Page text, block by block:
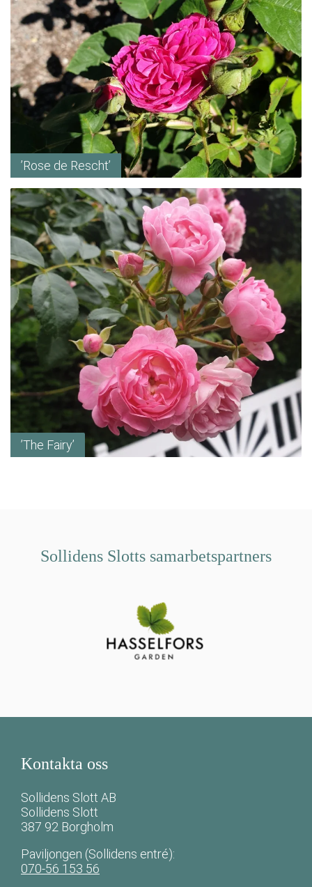
’Rose de Rescht’
’The Fairy’
Sollidens Slotts samarbetspartners
Kontakta oss
Sollidens Slott AB
Sollidens Slott
387 92 Borgholm
Paviljongen (Sollidens entré):
070-56 153 56